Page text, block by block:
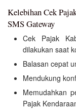
Kelebihan Cek
SMS Gateway
Cek Pajak
dilakukan saat
Balasan cepat
Mendukung
Memudahkan
Pajak